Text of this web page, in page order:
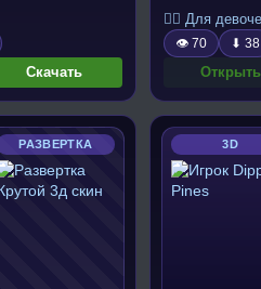
Скачать
🧍‍♀️ Для
👁 70 ⬇ 38
Открыть
РАЗВЕРТКА 3D